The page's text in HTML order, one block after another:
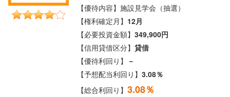
【優待内容】施設見学会（抽選）
【権利確定月】 12月
【必要投資金額】349,900円
【信用貸借区分】貸借
【優待利回り】 －
【予想配当利回り】3.08％
【総合利回り】3.08％